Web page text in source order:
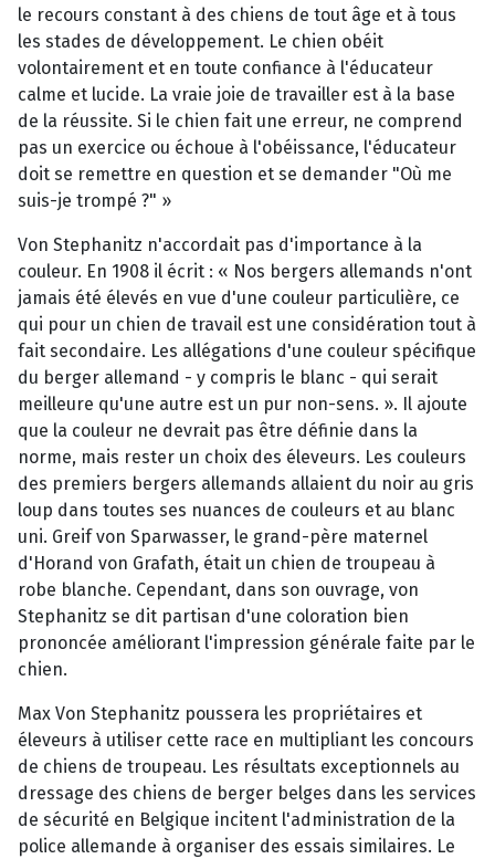
le recours constant à des chiens de tout âge et à tous
les stades de développement. Le chien obéit
volontairement et en toute confiance à l'éducateur
calme et lucide. La vraie joie de travailler est à la base
de la réussite. Si le chien fait une erreur, ne comprend
pas un exercice ou échoue à l'obéissance, l'éducateur
doit se remettre en question et se demander "Où me
suis-je trompé ?" »
Von Stephanitz n'accordait pas d'importance à la
couleur. En 1908 il écrit : « Nos bergers allemands n'ont
jamais été élevés en vue d'une couleur particulière, ce
qui pour un chien de travail est une considération tout à
fait secondaire. Les allégations d'une couleur spécifique
du berger allemand - y compris le blanc - qui serait
meilleure qu'une autre est un pur non-sens. ». Il ajoute
que la couleur ne devrait pas être définie dans la
norme, mais rester un choix des éleveurs. Les couleurs
des premiers bergers allemands allaient du noir au gris
loup dans toutes ses nuances de couleurs et au blanc
uni. Greif von Sparwasser, le grand-père maternel
d'Horand von Grafath, était un chien de troupeau à
robe blanche. Cependant, dans son ouvrage, von
Stephanitz se dit partisan d'une coloration bien
prononcée améliorant l'impression générale faite par le
chien.
Max Von Stephanitz poussera les propriétaires et
éleveurs à utiliser cette race en multipliant les concours
de chiens de troupeau. Les résultats exceptionnels au
dressage des chiens de berger belges dans les services
de sécurité en Belgique incitent l'administration de la
police allemande à organiser des essais similaires. Le